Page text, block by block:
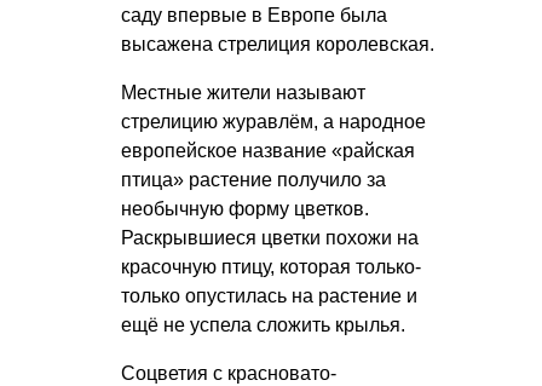
саду впервые в Европе была
высажена стрелиция королевская.
Местные жители называют
стрелицию журавлём, а народное
европейское название «райская
птица» растение получило за
необычную форму цветков.
Раскрывшиеся цветки похожи на
красочную птицу, которая только-
только опустилась на растение и
ещё не успела сложить крылья.
Соцветия с красновато-